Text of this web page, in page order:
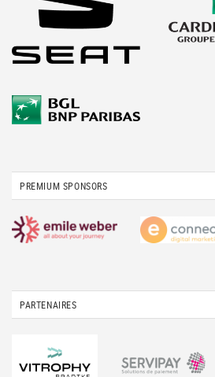
PREMIUM SPONSORS
PARTENAIRES